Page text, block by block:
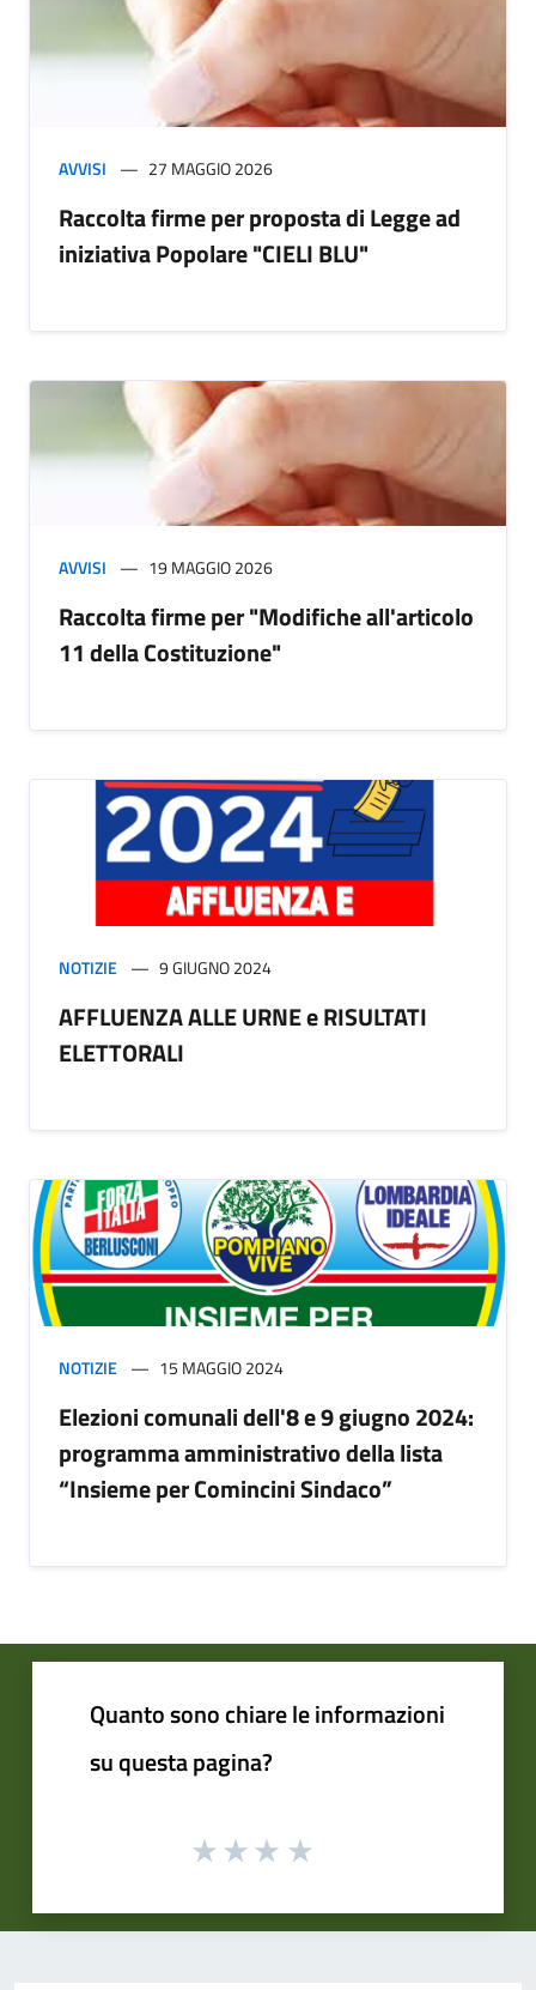
AVVISI 27 MAGGIO 2026
Raccolta firme per proposta di Legge ad
iniziativa Popolare "CIELI BLU"
AVVISI 19 MAGGIO 2026
Raccolta firme per "Modifiche all'articolo
11 della Costituzione"
NOTIZIE 9 GIUGNO 2024
AFFLUENZA ALLE URNE e RISULTATI
ELETTORALI
NOTIZIE 15 MAGGIO 2024
Elezioni comunali dell'8 e 9 giugno 2024:
programma amministrativo della lista
“Insieme per Comincini Sindaco”
Quanto sono chiare le informazioni
su questa pagina?